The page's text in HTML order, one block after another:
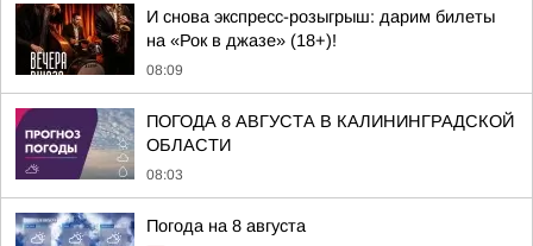
И снова экспресс-розыгрыш: дарим билеты
на «Рок в джазе» (18+)!
08:09
ПОГОДА 8 АВГУСТА В КАЛИНИНГРАДСКОЙ
ОБЛАСТИ
08:03
Погода на 8 августа